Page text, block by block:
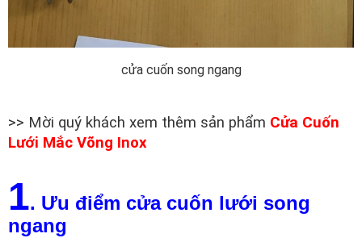
cửa cuốn song ngang
>> Mời quý khách xem thêm sản phẩm Cửa Cuốn
Lưới Mắc Võng Inox
1. Ưu điểm cửa cuốn lưới song
ngang